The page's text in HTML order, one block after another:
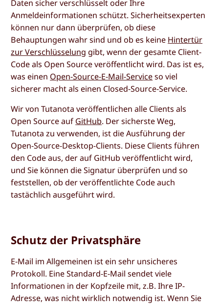
Daten sicher verschlüsselt oder Ihre
Anmeldeinformationen schützt. Sicherheitsexperten
können nur dann überprüfen, ob diese
Behauptungen wahr sind und ob es keine Hintertür
zur Verschlüsselung gibt, wenn der gesamte Client-
Code als Open Source veröffentlicht wird. Das ist es,
was einen Open-Source-E-Mail-Serviceso viel
sicherer macht als einen Closed-Source-Service.
Wir von Tutanota veröffentlichen alle Clients als
Open Source auf GitHub. Der sicherste Weg,
Tutanota zu verwenden, ist die Ausführung der
Open-Source-Desktop-Clients. Diese Clients führen
den Code aus, der auf GitHub veröffentlicht wird,
und Sie können die Signatur überprüfen und so
feststellen, ob der veröffentlichte Code auch
tastächlich ausgeführt wird.
Schutz der Privatsphäre
E-Mail im Allgemeinen ist ein sehr unsicheres
Protokoll. Eine Standard-E-Mail sendet viele
Informationen in der Kopfzeile mit, z.B. Ihre IP-
Adresse, was nicht wirklich notwendig ist. Wenn Sie